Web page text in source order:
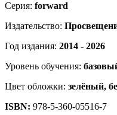
Серия: forward
Издательство:
Год издания: 2014 - 2026
Уровень обучения:
Цвет обложки: зелёный,
ISBN: 978-5-360-05516-7